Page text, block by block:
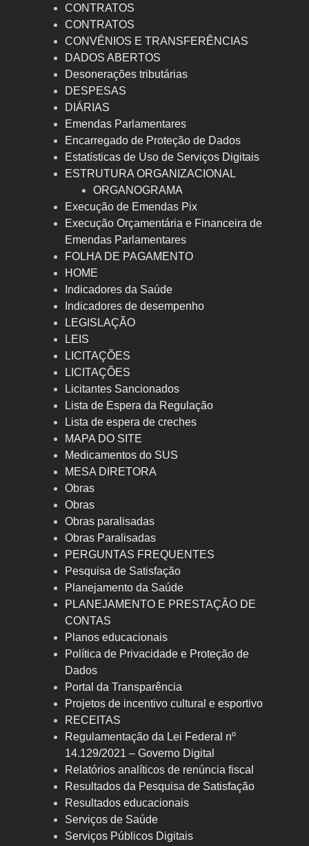
CONTRATOS
CONTRATOS
CONVÊNIOS E TRANSFERÊNCIAS
DADOS ABERTOS
Desonerações tributárias
DESPESAS
DIÁRIAS
Emendas Parlamentares
Encarregado de Proteção de Dados
Estatísticas de Uso de Serviços Digitais
ESTRUTURA ORGANIZACIONAL
ORGANOGRAMA
Execução de Emendas Pix
Execução Orçamentária e Financeira de
Emendas Parlamentares
FOLHA DE PAGAMENTO
HOME
Indicadores da Saúde
Indicadores de desempenho
LEGISLAÇÃO
LEIS
LICITAÇÕES
LICITAÇÕES
Licitantes Sancionados
Lista de Espera da Regulação
Lista de espera de creches
MAPA DO SITE
Medicamentos do SUS
MESA DIRETORA
Obras
Obras
Obras paralisadas
Obras Paralisadas
PERGUNTAS FREQUENTES
Pesquisa de Satisfação
Planejamento da Saúde
PLANEJAMENTO E PRESTAÇÃO DE
CONTAS
Planos educacionais
Política de Privacidade e Proteção de
Dados
Portal da Transparência
Projetos de incentivo cultural e esportivo
RECEITAS
Regulamentação da Lei Federal nº
14.129/2021 – Governo Digital
Relatórios analíticos de renúncia fiscal
Resultados da Pesquisa de Satisfação
Resultados educacionais
Serviços de Saúde
Serviços Públicos Digitais